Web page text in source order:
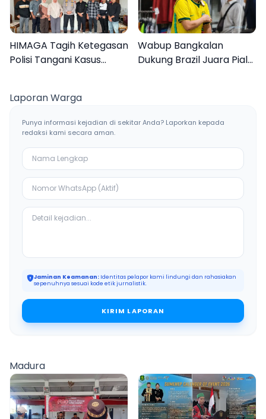
HIMAGA Tagih Ketegasan
Polisi Tangani Kasus
Wabup Bangkalan
Dukung Brazil Juara Piala
Laporan Warga
Punya informasi kejadian di sekitar Anda? Laporkan kepada
redaksi kami secara aman.
Jaminan Keamanan: Identitas pelapor kami lindungi dan rahasiakan
sepenuhnya sesuai kode etik jurnalistik.
KIRIM LAPORAN
Madura